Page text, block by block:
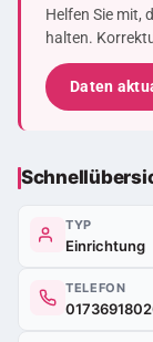
Helfen Sie mit,
halten.
Daten
TYP
Einrichtung
TELEFON